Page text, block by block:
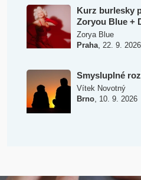
Kurz burlesky
Zoryou Blue +
Zorya Blue
Praha, 22. 9. 2026
Smysluplné
Vítek Novotný
Brno, 10. 9. 2026